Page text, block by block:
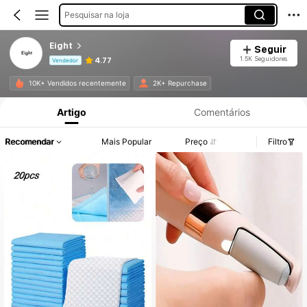
Pesquisar na loja
Eight
Vendedor 4.77
Seguir
1.5K Seguidores
10K+ Vendidos recentemente 2K+ Repurchase
Informações do Produto: Divulgação de Preço, Vendas e Detalhes de Stock.
Artigo Comentários
Recomendar Mais Popular Preço Filtro